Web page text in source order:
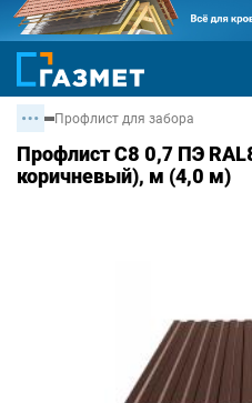
Профлист для забора
Профлист С8 0,7 ПЭ
коричневый), м (4,0 м)